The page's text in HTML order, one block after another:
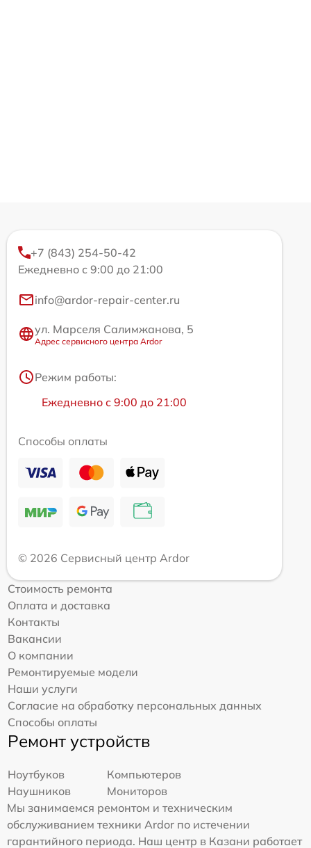
+7 (843) 254-50-42
Ежедневно с 9:00 до 21:00
info@ardor-repair-center.ru
ул. Марселя Салимжанова, 5
Адрес сервисного центра Ardor
Режим работы:
Ежедневно с 9:00 до 21:00
Способы оплаты
© 2026 Сервисный центр Ardor
Стоимость ремонта
Оплата и доставка
Контакты
Вакансии
О компании
Ремонтируемые модели
Наши услуги
Согласие на обработку персональных данных
Способы оплаты
Ремонт устройств
Ноутбуков
Компьютеров
Наушников
Мониторов
Мы занимаемся ремонтом и техническим
обслуживанием техники Ardor по истечении
гарантийного периода. Наш центр в Казани работает